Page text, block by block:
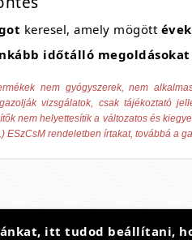
keresel, amely mögött
időtálló megoldásokat
nem gyógyszerek, nem
vizsgálatok, csak tájékoztató
nem helyettesítik a változatos és
ESzCsM rendeletben írtakat, továbbá a
itt tudod beállítani,